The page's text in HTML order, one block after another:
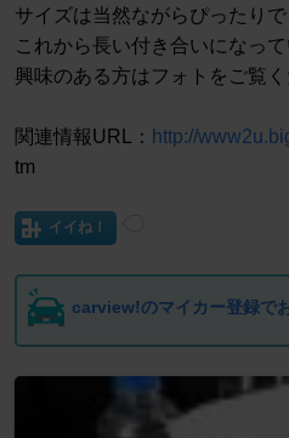
サイズは当然ながらぴったり
これから長い付き合いになって
興味のある方はフォトをご覧く
関連情報URL： http://
tm
イイね！
carview!のマイカー登録で